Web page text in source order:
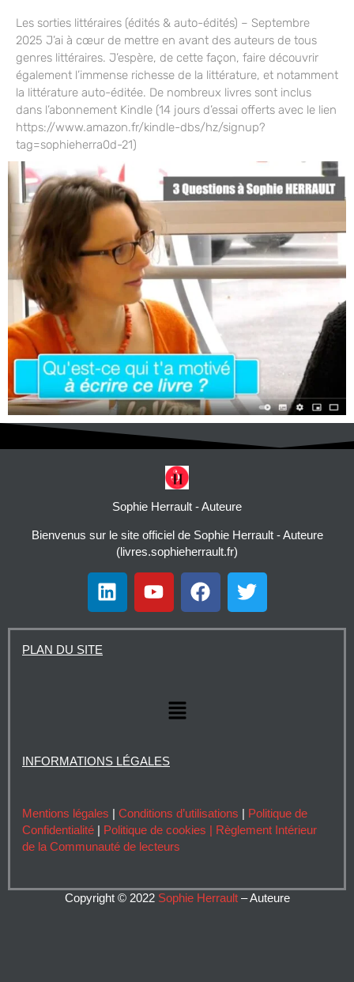
Les sorties littéraires (édités & auto-édités) – Septembre
2025 J’ai à cœur de mettre en avant des auteurs de tous
genres littéraires. J’espère, de cette façon, faire découvrir
également l’immense richesse de la littérature, et notamment
la littérature auto-éditée. De nombreux livres sont inclus
dans l’abonnement Kindle (14 jours d’essai offerts avec le lien
https://www.amazon.fr/kindle-dbs/hz/signup?
tag=sophieherra0d-21)
Sophie Herrault - Auteure
Bienvenus sur le site officiel de Sophie Herrault - Auteure
(livres.sophieherrault.fr)
L
i
Y
o
F
a
T
w
PLAN DU SITE
Menu
INFORMATIONS LÉGALES
Mentions légales Conditions d’utilisations
Politique de
Confidentialité
Politique de cookies |
Règlement Intérieur
de la Communauté de lecteurs
Copyright © 2022 Sophie Herrault– Auteure